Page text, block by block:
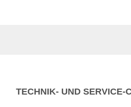
TECHNIK- UND SERVICE-